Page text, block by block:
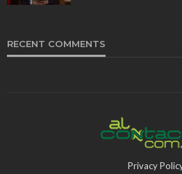
RECENT COMMENTS
Privacy